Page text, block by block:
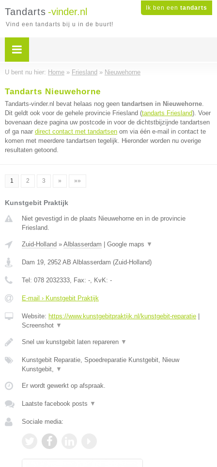
Ik ben een tandarts
Tandarts -vinder.nl
Vind een tandarts bij u in de buurt!
U bent nu hier: Home » Friesland » Nieuwehorne
Tandarts Nieuwehorne
Tandarts-vinder.nl bevat helaas nog geen tandartsen in Nieuwehorne.
Dit geldt ook voor de gehele provincie Friesland (tandarts Friesland). Voer
bovenaan deze pagina uw postcode in voor de dichtstbijzijnde tandartsen
of ga naar direct contact met tandartsen om via één e-mail in contact te
komen met meerdere tandartsen tegelijk. Hieronder worden nu overige
resultaten getoond.
1 2 3 » »»
Kunstgebit Praktijk
Niet gevestigd in de plaats Nieuwehorne en in de provincie
Friesland.
Zuid-Holland » Alblasserdam Google maps ▼
Dam 19, 2952 AB Alblasserdam (Zuid-Holland)
Tel: 078 2032333, Fax: -, KvK: -
E-mail › Kunstgebit Praktijk
Website: https://www.kunstgebitpraktijk.nl/kunstgebit-reparatie
Screenshot ▼
Snel uw kunstgebit laten repareren ▼
Kunstgebit Reparatie, Spoedreparatie Kunstgebit, Nieuw
Kunstgebit, ▼
Er wordt gewerkt op afspraak.
Laatste facebook posts ▼
Sociale media: